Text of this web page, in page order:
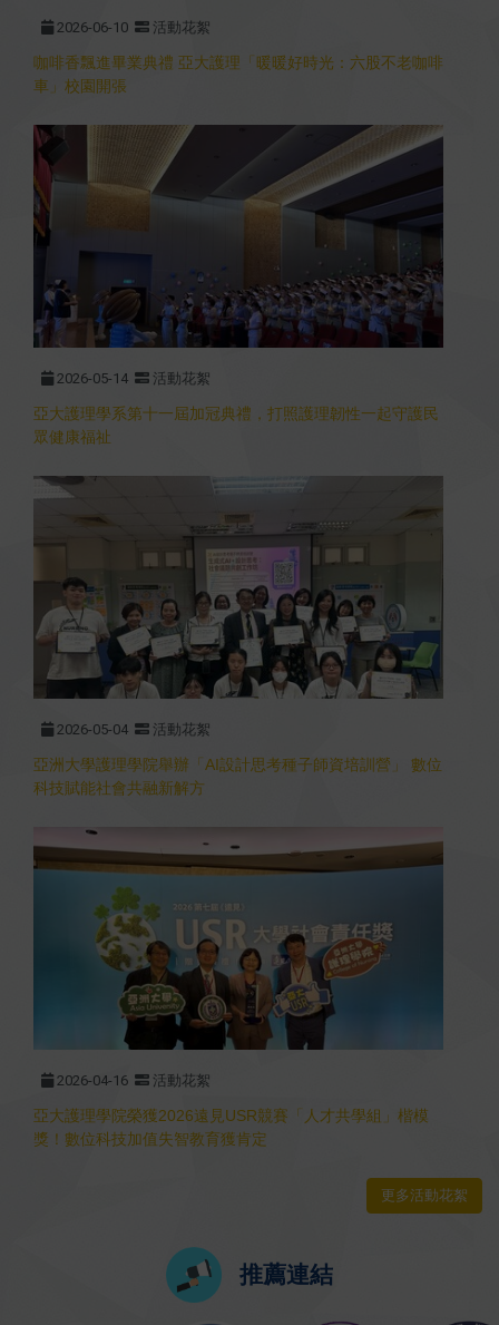
2026-06-10 活動花絮
咖啡香飄進畢業典禮 亞大護理「暖暖好時光：六股不老咖啡
車」校園開張
2026-05-14 活動花絮
亞大護理學系第十一屆加冠典禮，打照護理韌性一起守護民
眾健康福祉
2026-05-04 活動花絮
亞洲大學護理學院舉辦「AI設計思考種子師資培訓營」 數位
科技賦能社會共融新解方
2026-04-16 活動花絮
亞大護理學院榮獲2026遠見USR競賽「人才共學組」楷模
獎！數位科技加值失智教育獲肯定
更多活動花絮
推薦連結